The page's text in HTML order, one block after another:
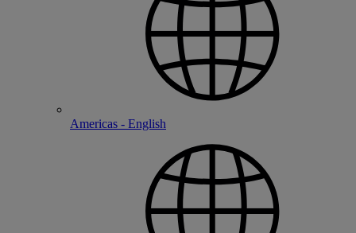
Americas - English